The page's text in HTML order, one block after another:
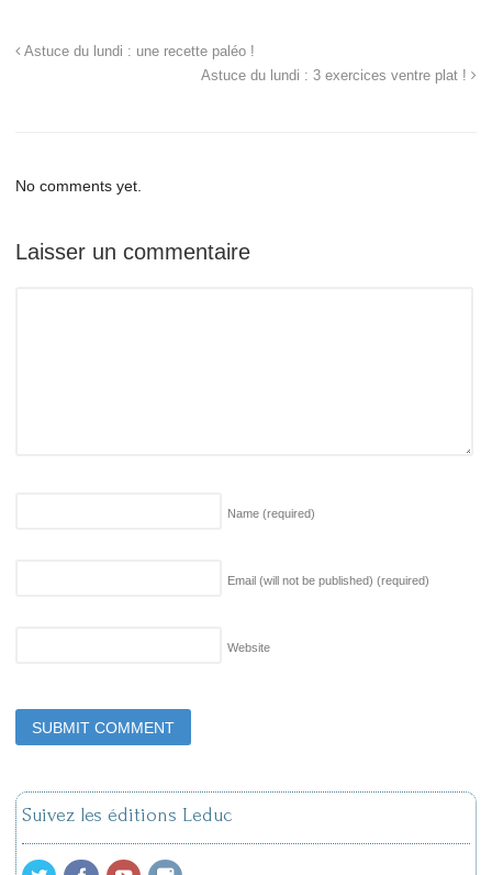
Astuce du lundi : une recette paléo !
Astuce du lundi : 3 exercices ventre plat !
No comments yet.
Laisser un commentaire
Name (required)
Email (will not be published) (required)
Website
Suivez les éditions Leduc